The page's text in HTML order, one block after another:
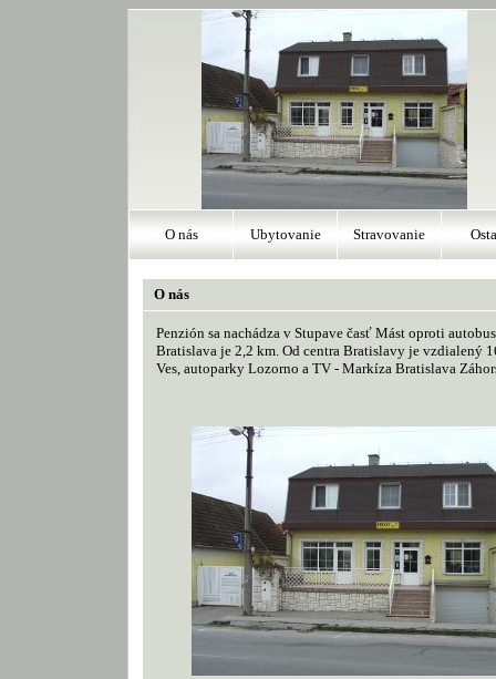
O nás Ubytovanie Stravovanie
O nás
Penzión sa nachádza v Stupave časť Mást oproti
Bratislava je 2,2 km. Od centra Bratislavy je vzdialený
Ves, autoparky Lozorno a TV - Markíza Bratislava